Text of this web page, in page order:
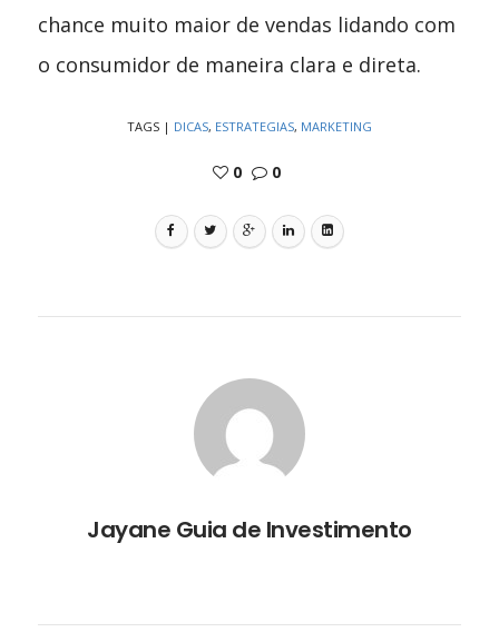
chance muito maior de vendas lidando com
o consumidor de maneira clara e direta.
TAGS| DICAS, ESTRATEGIAS, MARKETING
0 0
Jayane Guia de Investimento